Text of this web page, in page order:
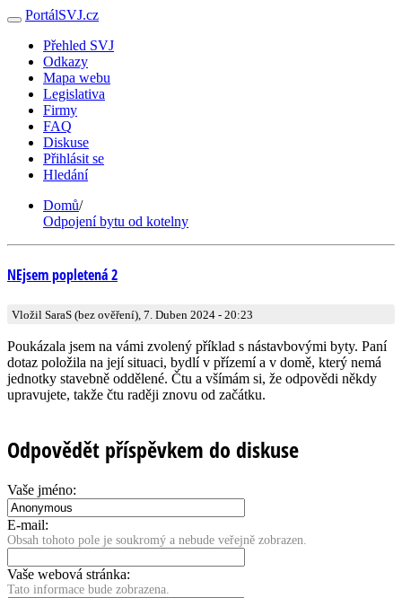
PortálSVJ.cz
Přehled SVJ
Odkazy
Mapa webu
Legislativa
Firmy
FAQ
Diskuse
Přihlásit se
Hledání
Domů/
Odpojení bytu od kotelny
NEjsem popletená 2
Vložil SaraS (bez ověření), 7. Duben 2024 - 20:23
Poukázala jsem na vámi zvolený příklad s nástavbovými byty. Paní
dotaz položila na její situaci, bydlí v přízemí a v domě, který nemá
jednotky stavebně oddělené. Čtu a všímám si, že odpovědi někdy
upravujete, takže čtu raději znovu od začátku.
Odpovědět příspěvkem do diskuse
Vaše jméno:
E-mail:
Obsah tohoto pole je soukromý a nebude veřejně zobrazen.
Vaše webová stránka:
Tato informace bude zobrazena.